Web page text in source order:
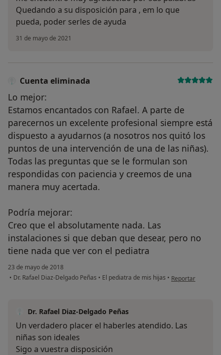
Quedando a su disposición para , em lo que
pueda, poder serles de ayuda
31 de mayo de 2021
Cuenta eliminada
Lo mejor:
Estamos encantados con Rafael. A parte de
parecernos un excelente profesional siempre está
dispuesto a ayudarnos (a nosotros nos quitó los
puntos de una intervención de una de las niñas).
Todas las preguntas que se le formulan son
respondidas con paciencia y creemos de una
manera muy acertada.
Podría mejorar:
Creo que el absolutamente nada. Las
instalaciones si que deban que desear, pero no
tiene nada que ver con el pediatra
23 de mayo de 2018
• Dr. Rafael Diaz-Delgado Peñas • El pediatra de mis hijas • en opinión del
Reportar
Dr. Rafael Diaz-Delgado Peñas
Un verdadero placer el haberles atendido. Las
niñas son ideales
Sigo a vuestra disposición